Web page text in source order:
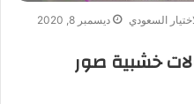
السعودي
ديسمبر 8, 2020
خشبية صور